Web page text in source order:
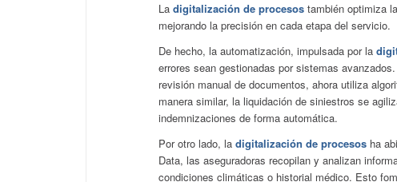
La digitalización de procesos también optimiza
mejorando la precisión en cada etapa del servicio.
De hecho, la automatización, impulsada por la
errores sean gestionadas por sistemas
revisión manual de documentos, ahora utiliza
manera similar, la liquidación de siniestros se
indemnizaciones de forma automática.
Por otro lado, la digitalización de procesos ha
Data, las aseguradoras recopilan y analizan
condiciones climáticas o historial médico. Esto